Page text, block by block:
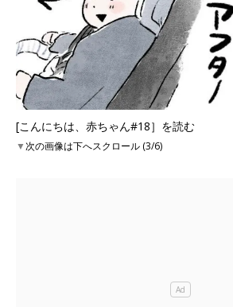
[こんにちは、赤ちゃん#18］を読む
▼次の画像は下へスクロール (3/6)